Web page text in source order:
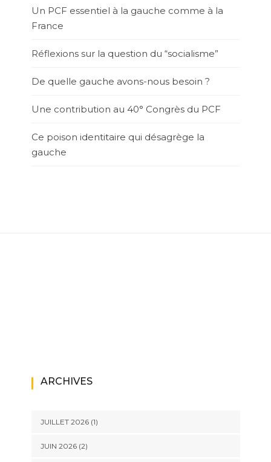
Un PCF essentiel à la gauche comme à la
France
Réflexions sur la question du “socialisme”
De quelle gauche avons-nous besoin ?
Une contribution au 40° Congrès du PCF
Ce poison identitaire qui désagrège la
gauche
ARCHIVES
JUILLET 2026(1)
JUIN 2026(2)